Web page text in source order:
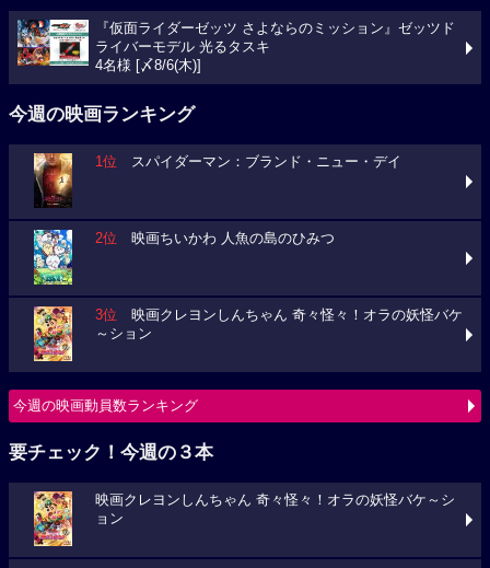
『仮面ライダーゼッツ さよならのミッション』ゼッツド
ライバーモデル 光るタスキ
4名様 [〆8/6(木)]
今週の映画ランキング
1位 スパイダーマン：ブランド・ニュー・デイ
2位 映画ちいかわ 人魚の島のひみつ
3位 映画クレヨンしんちゃん 奇々怪々！オラの妖怪バケ
～ション
今週の映画動員数ランキング
要チェック！今週の３本
映画クレヨンしんちゃん 奇々怪々！オラの妖怪バケ～シ
ョン